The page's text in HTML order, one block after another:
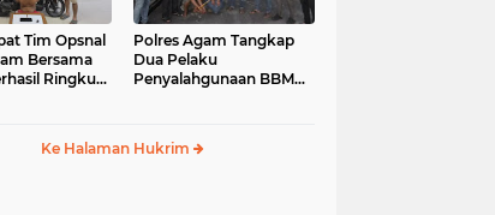
Tim Opsnal
Bersama
Ringkus
Polres Agam Tangkap
Dua Pelaku
Penyalahgunaan BBM
Ke Halaman Hukrim